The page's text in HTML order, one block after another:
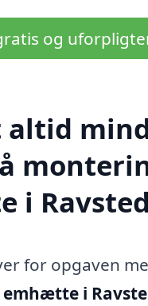
og
i Ravsted
for opgaven
i